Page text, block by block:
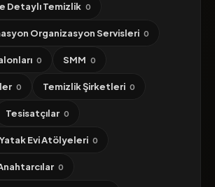
Detaylı Temizlik 0
Organizasyon Servisleri 0
0 SMM 0
0 Temizlik Şirketleri 0
Tesisatçılar 0
Evi Atölyeleri 0
0